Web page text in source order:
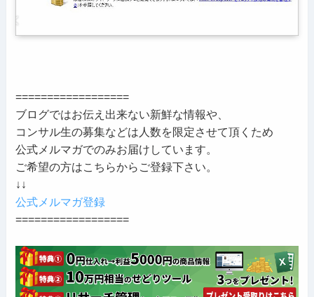
==================
ブログではお伝え出来ない新鮮な情報や、
コンサル生の募集などは人数を限定させて頂くため
公式メルマガでのみお届けしています。
ご希望の方はこちらからご登録下さい。
↓↓
公式メルマガ登録
==================